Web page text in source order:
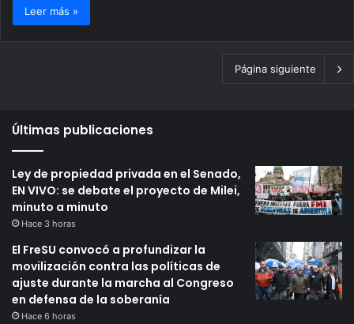
Leer más »
Página siguiente
Últimas publicaciones
Ley de propiedad privada en el Senado,
EN VIVO: se debate el proyecto de Milei,
minuto a minuto
Hace 3 horas
El FreSU convocó a profundizar la
movilización contra las políticas de
ajuste durante la marcha al Congreso
en defensa de la soberanía
Hace 6 horas